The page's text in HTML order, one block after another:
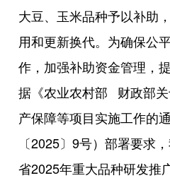
大豆、玉米品种予以补助
用和更新换代。为确保公
作，加强补助资金管理，
据《农业农村部 财政部
产保障等项目实施工作的
〔2025〕9号）部署要求
省2025年重大品种研发推